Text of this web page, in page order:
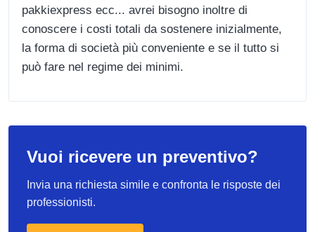
pakkiexpress ecc... avrei bisogno inoltre di
conoscere i costi totali da sostenere inizialmente,
la forma di società più conveniente e se il tutto si
può fare nel regime dei minimi.
Vuoi ricevere un preventivo?
Invia una richiesta simile e confronta le risposte dei
professionisti.